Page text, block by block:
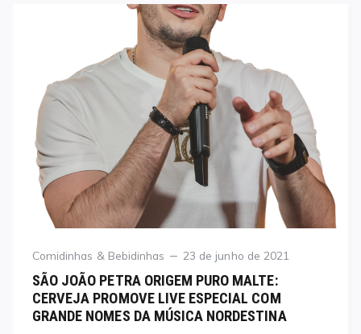
Category
Comidinhas & Bebidinhas
Posted
23 de junho de 2021
SÃO JOÃO PETRA ORIGEM PURO MALTE:
CERVEJA PROMOVE LIVE ESPECIAL COM
GRANDE NOMES DA MÚSICA NORDESTINA